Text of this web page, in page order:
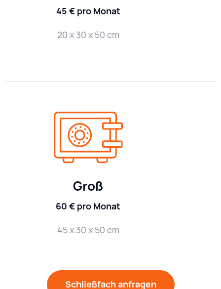
45 € pro Monat
20 x 30 x 50 cm
Groß
60 € pro Monat
45 x 30 x 50 cm
Schließfach anfragen